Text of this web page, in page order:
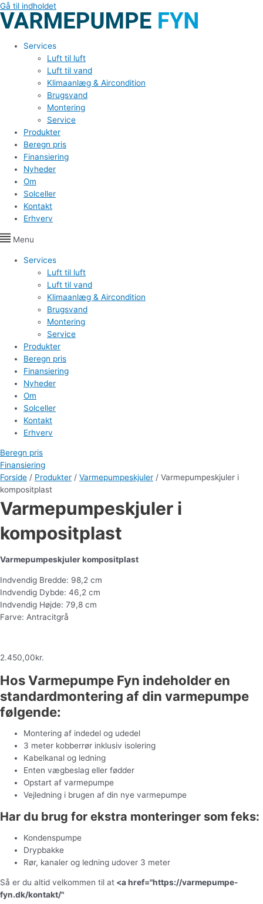
Gå til indholdet
Services
Luft til luft
Luft til vand
Klimaanlæg & Aircondition
Brugsvand
Montering
Service
Produkter
Beregn pris
Finansiering
Nyheder
Om
Solceller
Kontakt
Erhverv
Menu
Services
Luft til luft
Luft til vand
Klimaanlæg & Aircondition
Brugsvand
Montering
Service
Produkter
Beregn pris
Finansiering
Nyheder
Om
Solceller
Kontakt
Erhverv
Beregn pris
Finansiering
Forside / Produkter / Varmepumpeskjuler / Varmepumpeskjuler i
kompositplast
Varmepumpeskjuler i
kompositplast
Varmepumpeskjuler kompositplast
Indvendig Bredde: 98,2 cm
Indvendig Dybde: 46,2 cm
Indvendig Højde: 79,8 cm
Farve: Antracitgrå
2.450,00kr.
Hos Varmepumpe Fyn indeholder en
standardmontering af din varmepumpe
følgende:
Montering af indedel og udedel
3 meter kobberrør inklusiv isolering
Kabelkanal og ledning
Enten vægbeslag eller fødder
Opstart af varmepumpe
Vejledning i brugen af din nye varmepumpe
Har du brug for ekstra monteringer som feks:
Kondenspumpe
Drypbakke
Rør, kanaler og ledning udover 3 meter
Så er du altid velkommen til at <a href="https://varmepumpe-
fyn.dk/kontakt/"